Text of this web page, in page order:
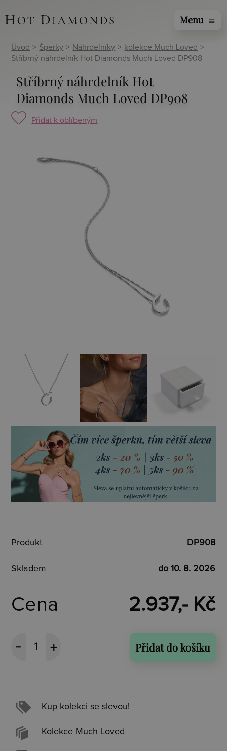
Menu menu
Úvod > Šperky > Náhrdelníky > kolekce Much Loved >
Stříbrný náhrdelník Hot Diamonds Much Loved DP908
Stříbrný náhrdelník Hot
Diamonds Much Loved DP908
Přidat k oblíbeným
Produkt DP908
Skladem do 10. 8. 2026
Cena 2.937,- Kč
Přidat do košíku
Kup kolekci se slevou!
Kolekce Much Loved